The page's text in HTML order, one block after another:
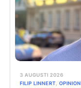
3 AUGUSTI 2026
FILIP LINNERT
OPINION